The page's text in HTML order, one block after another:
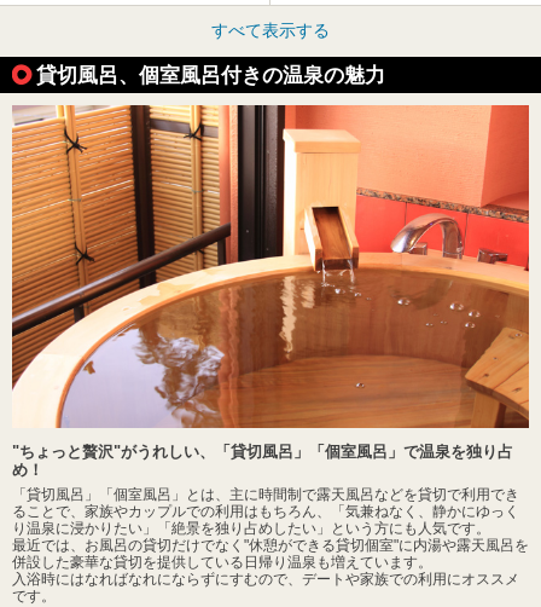
すべて表示する
貸切風呂、個室風呂付きの温泉の魅力
"ちょっと贅沢"がうれしい、「貸切風呂」「個室風呂」で温泉を独り占
め！
「貸切風呂」「個室風呂」とは、主に時間制で露天風呂などを貸切で利用でき
ることで、家族やカップルでの利用はもちろん、「気兼ねなく、静かにゆっく
り温泉に浸かりたい」「絶景を独り占めしたい」という方にも人気です。
最近では、お風呂の貸切だけでなく"休憩ができる貸切個室"に内湯や露天風呂を
併設した豪華な貸切を提供している日帰り温泉も増えています。
入浴時にはなればなれにならずにすむので、デートや家族での利用にオススメ
です。